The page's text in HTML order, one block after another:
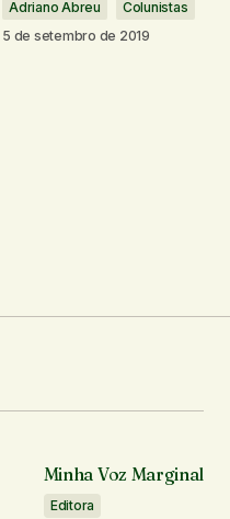
por e-mail.
Adriano Abreu
Colunistas
5 de setembro de 2019
Minha Voz Marginal
Editora